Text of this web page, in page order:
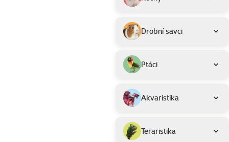
Drobní savci
Ptáci
Akvaristika
Teraristika